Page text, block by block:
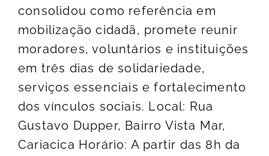
consolidou como referência em
mobilização cidadã, promete reunir
moradores, voluntários e instituições
em três dias de solidariedade,
serviços essenciais e fortalecimento
dos vínculos sociais. Local: Rua
Gustavo Dupper, Bairro Vista Mar,
Cariacica Horário: A partir das 8h da